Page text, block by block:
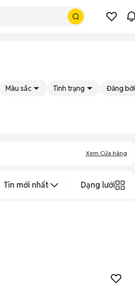
Màu sắc Tình trạng Đăng bởi
Xem Cửa hàng
Tin mới nhất Dạng lưới